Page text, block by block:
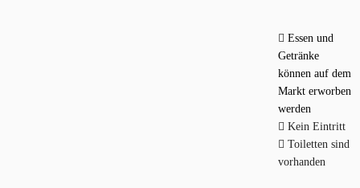
Essen und
Getränke
können auf dem
Markt erworben
werden
Kein Eintritt
Toiletten sind
vorhanden